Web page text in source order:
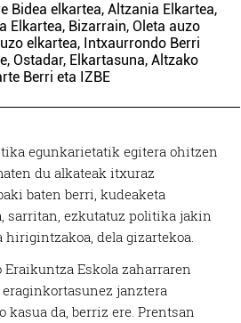
Bidea elkartea, Altzania Elkartea,
Elkartea, Bizarrain, Oleta auzo
elkartea, Intxaurrondo Berri
Ostadar, Elkartasuna, Altzako
Berri eta IZBE
egunkarietatik egitera ohitzen
du alkateak itxuraz
baten berri, kudeaketa
sarritan, ezkutatuz politika jakin
hirigintzakoa, dela gizartekoa.
Eskola zaharraren
janztera
kasua da, berriz ere. Prentsan